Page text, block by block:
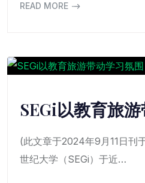
READ MORE
SEGi以教育旅
(此文章于2024年9月11日刊
世纪大学（SEGi）于近…